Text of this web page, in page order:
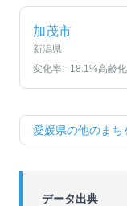
加茂市
新潟県
変化率: -18.1%高齢
愛媛県の他のまち
データ出典